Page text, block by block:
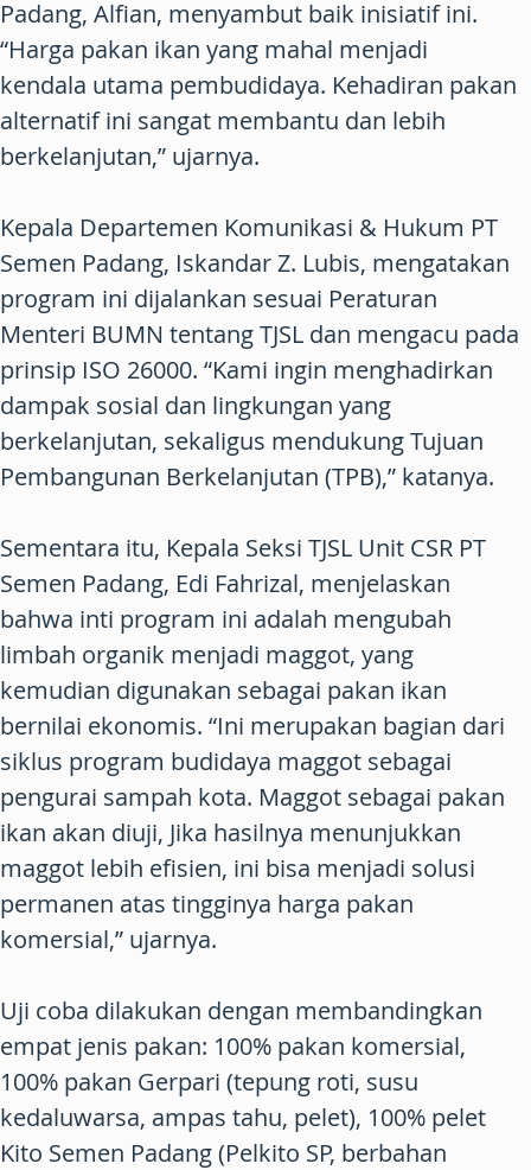
Padang, Alfian, menyambut baik inisiatif ini.
“Harga pakan ikan yang mahal menjadi
kendala utama pembudidaya. Kehadiran pakan
alternatif ini sangat membantu dan lebih
berkelanjutan,” ujarnya.
Kepala Departemen Komunikasi & Hukum PT
Semen Padang, Iskandar Z. Lubis, mengatakan
program ini dijalankan sesuai Peraturan
Menteri BUMN tentang TJSL dan mengacu pada
prinsip ISO 26000. “Kami ingin menghadirkan
dampak sosial dan lingkungan yang
berkelanjutan, sekaligus mendukung Tujuan
Pembangunan Berkelanjutan (TPB),” katanya.
Sementara itu, Kepala Seksi TJSL Unit CSR PT
Semen Padang, Edi Fahrizal, menjelaskan
bahwa inti program ini adalah mengubah
limbah organik menjadi maggot, yang
kemudian digunakan sebagai pakan ikan
bernilai ekonomis. “Ini merupakan bagian dari
siklus program budidaya maggot sebagai
pengurai sampah kota. Maggot sebagai pakan
ikan akan diuji, Jika hasilnya menunjukkan
maggot lebih efisien, ini bisa menjadi solusi
permanen atas tingginya harga pakan
komersial,” ujarnya.
Uji coba dilakukan dengan membandingkan
empat jenis pakan: 100% pakan komersial,
100% pakan Gerpari (tepung roti, susu
kedaluwarsa, ampas tahu, pelet), 100% pelet
Kito Semen Padang (Pelkito SP, berbahan